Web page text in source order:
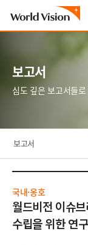
보고서
심도 깊은 보고서들
보고서
국내·옹호
월드비전 이슈
수립을 위한 연